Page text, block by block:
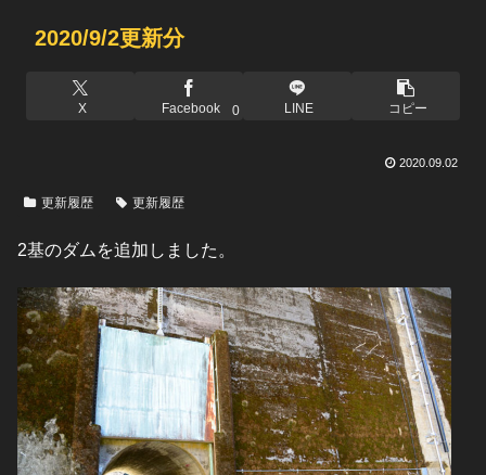
2020/9/2更新分
X Facebook 0 LINE コピー
2020.09.02
更新履歴 更新履歴
2基のダムを追加しました。